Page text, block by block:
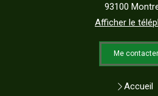
93100
Afficher le
Me contacter
Accueil